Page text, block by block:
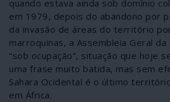
quando estava ainda sob domínio
em 1979, depois do abandono por
da invasão de áreas do território
marroquinas, a Assembleia Geral
“sob ocupação”, situação que hoje
uma frase muito batida, mas sem
Sahara Ocidental é o último
em África.